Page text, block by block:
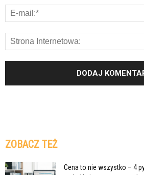
ZOBACZ TEŻ
Cena to nie wszystko – 4